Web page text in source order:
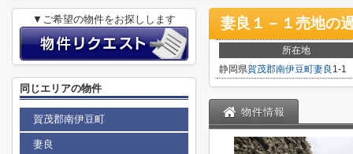
妻良１－１売地の
所在地
静岡県賀茂郡南伊豆町妻良 1-1
物件情報
▼ご希望の物件をお探しします
同じエリアの物件
賀茂郡南伊豆町
妻良